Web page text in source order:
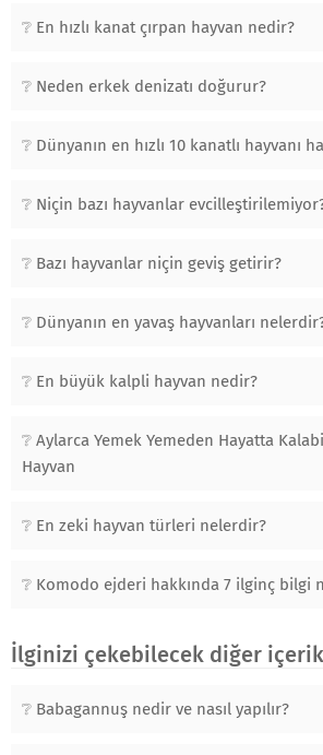
En hızlı kanat çırpan hayvan nedir?
Neden erkek denizatı doğurur?
Dünyanın en hızlı 10 kanatlı hayvanı
Niçin bazı hayvanlar
Bazı hayvanlar niçin geviş getirir?
Dünyanın en yavaş hayvanları
En büyük kalpli hayvan nedir?
Aylarca Yemek Yemeden Hayatta
Hayvan
En zeki hayvan türleri nelerdir?
Komodo ejderi hakkında 7 ilginç bilgi
İlginizi çekebilecek diğer
Babagannuş nedir ve nasıl yapılır?